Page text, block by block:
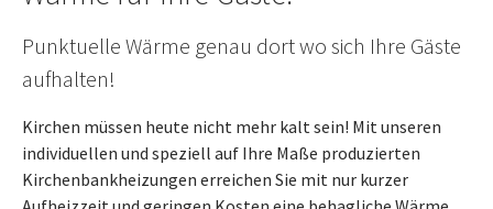
Punktuelle Wärme genau dort wo sich Ihre Gäste
aufhalten!
Kirchen müssen heute nicht mehr kalt sein! Mit unseren
individuellen und speziell auf Ihre Maße produzierten
Kirchenbankheizungen erreichen Sie mit nur kurzer